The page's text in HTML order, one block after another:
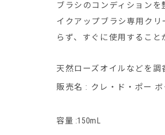
ブラシのコンディション
イクアップブラシ専用ク
らず、すぐに使用すること
天然ローズオイルなどを調
販売名 : クレ・ド・ポー
容量 :150mL